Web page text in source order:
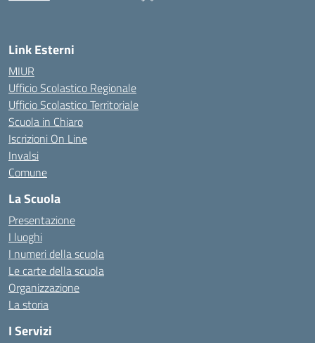
Link Esterni
MIUR
Ufficio Scolastico Regionale
Ufficio Scolastico Territoriale
Scuola in Chiaro
Iscrizioni On Line
Invalsi
Comune
La Scuola
Presentazione
I luoghi
I numeri della scuola
Le carte della scuola
Organizzazione
La storia
I Servizi